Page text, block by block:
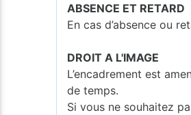
ABSENCE ET RETARD
En cas d’absence ou
DROIT A L'IMAGE
L’encadrement est
de temps.
Si vous ne souhaitez